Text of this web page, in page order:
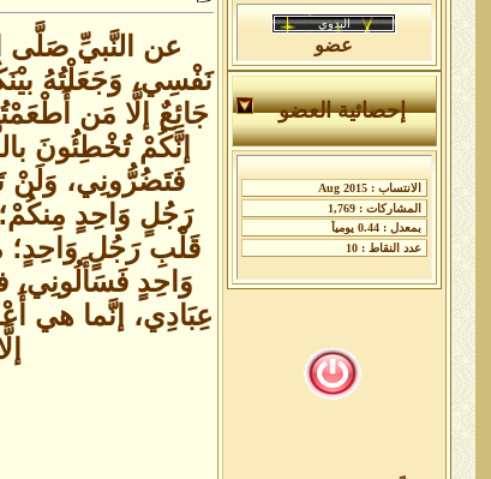
عضو
إحصائية العضو
عن النَّبيِّ صَلَّى
نَفْسِي، وَجَعَلْتُهُ
جَائِعٌ إلَّا مَن
إنَّكُمْ تُخْطِئُونَ
فَتَضُرُّونِي، وَلَنْ
رَجُلٍ وَاحِدٍ
قَلْبِ رَجُلٍ وَاحِدٍ؛
وَاحِدٍ فَسَأَلُونِي،
عِبَادِي، إنَّما هي